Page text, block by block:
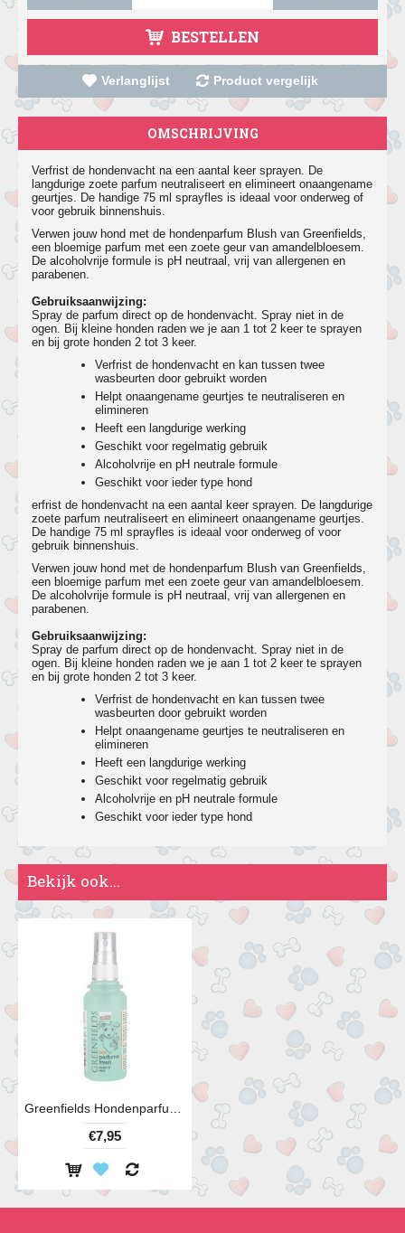
BESTELLEN
Verlanglijst Product vergelijk
OMSCHRIJVING
Verfrist de hondenvacht na een aantal keer sprayen. De
langdurige zoete parfum neutraliseert en elimineert onaangename
geurtjes. De handige 75 ml sprayfles is ideaal voor onderweg of
voor gebruik binnenshuis.
Verwen jouw hond met de hondenparfum Blush van Greenfields,
een bloemige parfum met een zoete geur van amandelbloesem.
De alcoholvrije formule is pH neutraal, vrij van allergenen en
parabenen.
Gebruiksaanwijzing:
Spray de parfum direct op de hondenvacht. Spray niet in de
ogen. Bij kleine honden raden we je aan 1 tot 2 keer te sprayen
en bij grote honden 2 tot 3 keer.
Verfrist de hondenvacht en kan tussen twee
wasbeurten door gebruikt worden
Helpt onaangename geurtjes te neutraliseren en
elimineren
Heeft een langdurige werking
Geschikt voor regelmatig gebruik
Alcoholvrije en pH neutrale formule
Geschikt voor ieder type hond
erfrist de hondenvacht na een aantal keer sprayen. De langdurige
zoete parfum neutraliseert en elimineert onaangename geurtjes.
De handige 75 ml sprayfles is ideaal voor onderweg of voor
gebruik binnenshuis.
Verwen jouw hond met de hondenparfum Blush van Greenfields,
een bloemige parfum met een zoete geur van amandelbloesem.
De alcoholvrije formule is pH neutraal, vrij van allergenen en
parabenen.
Gebruiksaanwijzing:
Spray de parfum direct op de hondenvacht. Spray niet in de
ogen. Bij kleine honden raden we je aan 1 tot 2 keer te sprayen
en bij grote honden 2 tot 3 keer.
Verfrist de hondenvacht en kan tussen twee
wasbeurten door gebruikt worden
Helpt onaangename geurtjes te neutraliseren en
elimineren
Heeft een langdurige werking
Geschikt voor regelmatig gebruik
Alcoholvrije en pH neutrale formule
Geschikt voor ieder type hond
Bekijk ook...
€7,95